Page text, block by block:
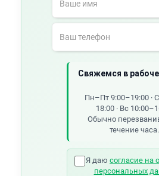
Свяжемся в
Пн–Пт 9:00–19:00 ·
18:00 · Вс
Обычно
течение часа.
Я даю согласие на
персональных